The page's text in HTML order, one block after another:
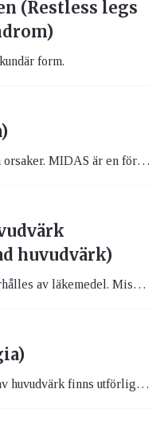
(Restless legs
form.
Medvetslöshet kan ha många olika orsaker. MIDAS är en förkortning av begynnelsebokstäverna för en del av dem: Hjärnhinne...
huvudvärk)
Huvudvärk som utlöses eller underhålles av läkemedel. Misstänks hos patienter som i mer än 3 månader använt akutläkemede...
Flertalet av nedanstående former av huvudvärk finns utförligare beskrivna i respektive avsnitt i detta kapitel. Huvudvär...